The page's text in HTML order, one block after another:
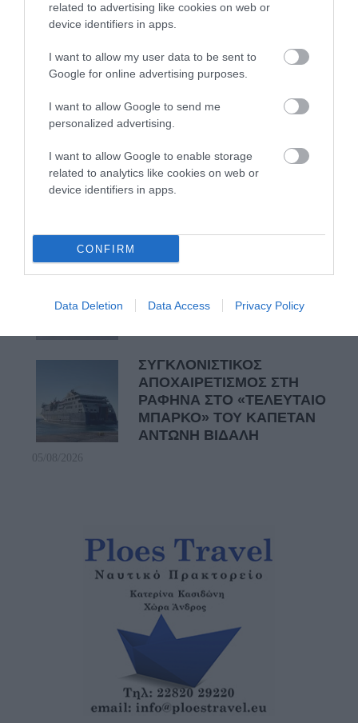
related to advertising like cookies on web or
device identifiers in apps.
I want to allow my user data to be sent to
Google for online advertising purposes.
I want to allow Google to send me
personalized advertising.
I want to allow Google to enable storage
related to analytics like cookies on web or
device identifiers in apps.
CONFIRM
Data Deletion Data Access Privacy Policy
Η νεολαία της Άνδρου είναι
εδώ. Χρειάζεται όμως
05/08/2026
Η Φιλαρμονική του
Μουσικού Συλλόγου
Άνδρου τίμησε τον
05/08/2026
ΡΑΦΗΝΑ – ΘΕΟΥΤΑ
σημειώσατε…
05/08/2026
ΣΥΓΚΛΟΝΙΣΤΙΚΟΣ
ΑΠΟΧΑΙΡΕΤΙΣΜΟΣ ΣΤΗ
ΡΑΦΗΝΑ ΣΤΟ «ΤΕΛΕΥΤΑΙΟ
ΜΠΑΡΚΟ» ΤΟΥ ΚΑΠΕΤΑΝ
ΑΝΤΩΝΗ ΒΙΔΑΛΗ
05/08/2026